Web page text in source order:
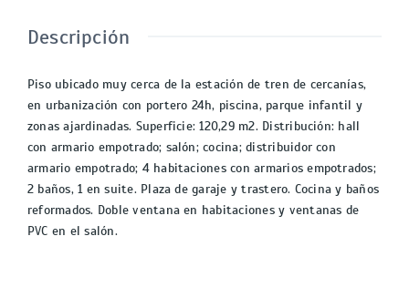
Descripción
Piso ubicado muy cerca de la estación de tren de cercanías,
en urbanización con portero 24h, piscina, parque infantil y
zonas ajardinadas. Superficie: 120,29 m2. Distribución: hall
con armario empotrado; salón; cocina; distribuidor con
armario empotrado; 4 habitaciones con armarios empotrados;
2 baños, 1 en suite. Plaza de garaje y trastero. Cocina y baños
reformados. Doble ventana en habitaciones y ventanas de
PVC en el salón.